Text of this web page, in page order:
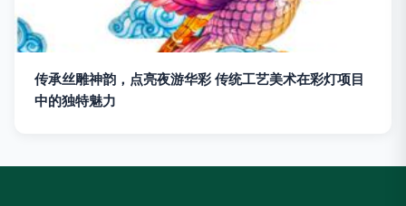
传承丝雕神韵，点亮夜游华彩 传统工艺美术在彩灯项目
中的独特魅力